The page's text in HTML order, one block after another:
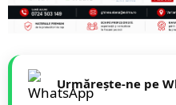
Urmărește-ne pe